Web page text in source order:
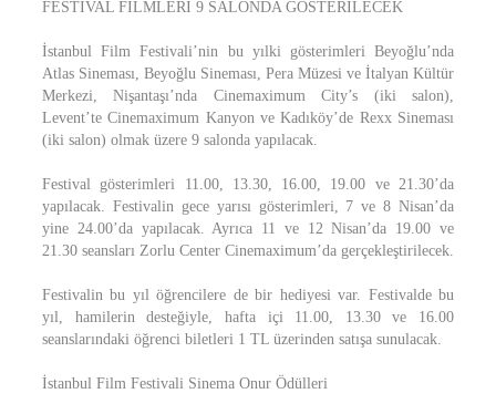
FESTİVAL FİLMLERİ 9 SALONDA GÖSTERİLECEK
İstanbul Film Festivali’nin bu yılki gösterimleri Beyoğlu’nda
Atlas Sineması, Beyoğlu Sineması, Pera Müzesi ve İtalyan Kültür
Merkezi, Nişantaşı’nda Cinemaximum City’s (iki salon),
Levent’te Cinemaximum Kanyon ve Kadıköy’de Rexx Sineması
(iki salon) olmak üzere 9 salonda yapılacak.
Festival gösterimleri 11.00, 13.30, 16.00, 19.00 ve 21.30’da
yapılacak. Festivalin gece yarısı gösterimleri, 7 ve 8 Nisan’da
yine 24.00’da yapılacak. Ayrıca 11 ve 12 Nisan’da 19.00 ve
21.30 seansları Zorlu Center Cinemaximum’da gerçekleştirilecek.
Festivalin bu yıl öğrencilere de bir hediyesi var. Festivalde bu
yıl, hamilerin desteğiyle, hafta içi 11.00, 13.30 ve 16.00
seanslarındaki öğrenci biletleri 1 TL üzerinden satışa sunulacak.
İstanbul Film Festivali Sinema Onur Ödülleri